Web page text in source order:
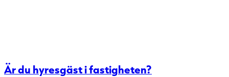
Är du hyresgäst i fastigheten?